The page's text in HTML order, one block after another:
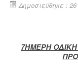
Δημοσιεύθηκε : 26
7ΉΜΕΡΗ